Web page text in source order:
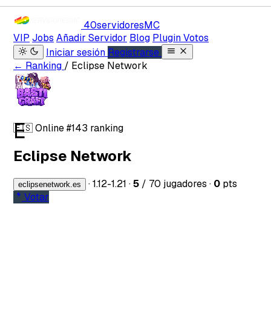
40servidoresMC
VIP Jobs Añadir Servidor Blog Plugin Votos
Iniciar sesión Registrarse
← Ranking / Eclipse Network
E
🇪🇸Online#143 ranking
Eclipse Network
eclipsenetwork.es ·1.12-1.21 ·5 / 70 jugadores · 0 pts
Votar